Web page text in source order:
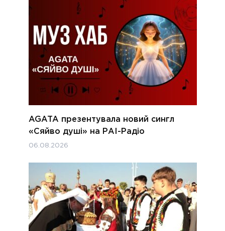
AGATA презентувала новий сингл
«Сяйво душі» на РАІ-Радіо
06.08.2026